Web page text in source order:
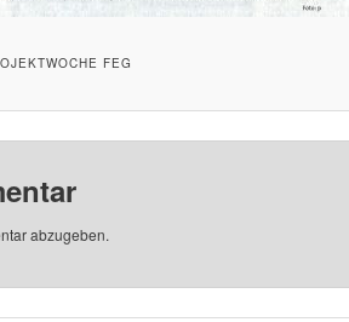
FEG
abzugeben.